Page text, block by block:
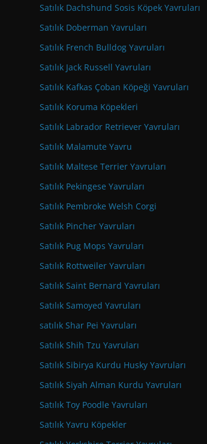
Satılık Dachshund Sosis Köpek Yavruları
Satılık Doberman Yavruları
Satılık French Bulldog Yavruları
Satılık Jack Russell Yavruları
Satılık Kafkas Çoban Köpeği Yavruları
Satılık Koruma Köpekleri
Satılık Labrador Retriever Yavruları
Satılık Malamute Yavru
Satılık Maltese Terrier Yavruları
Satılık Pekingese Yavruları
Satılık Pembroke Welsh Corgi
Satılık Pincher Yavruları
Satılık Pug Mops Yavruları
Satılık Rottweiler Yavruları
Satılık Saint Bernard Yavruları
Satılık Samoyed Yavruları
satılık Shar Pei Yavruları
Satılık Shih Tzu Yavruları
Satılık Sibirya Kurdu Husky Yavruları
Satılık Siyah Alman Kurdu Yavruları
Satılık Toy Poodle Yavruları
Satılık Yavru Köpekler